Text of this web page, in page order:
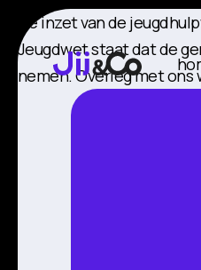
De inzet van de
Jeugdwet staat dat de
nemen. Overleg met ons